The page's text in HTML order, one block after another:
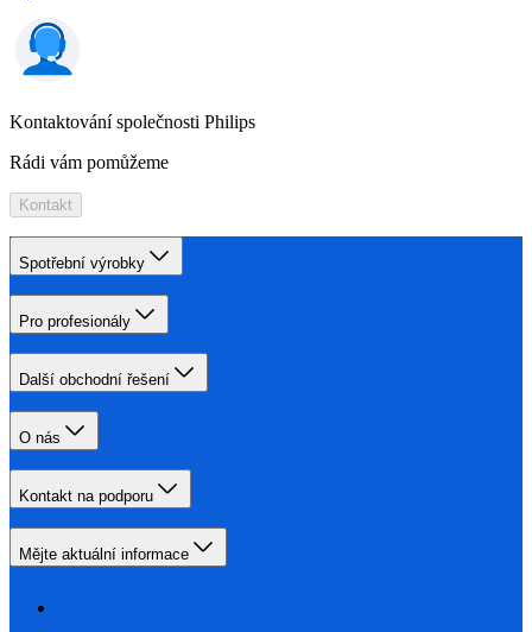
Kontaktování společnosti Philips
Rádi vám pomůžeme
Kontakt
Spotřební výrobky
Pro profesionály
Další obchodní řešení
O nás
Kontakt na podporu
Mějte aktuální informace